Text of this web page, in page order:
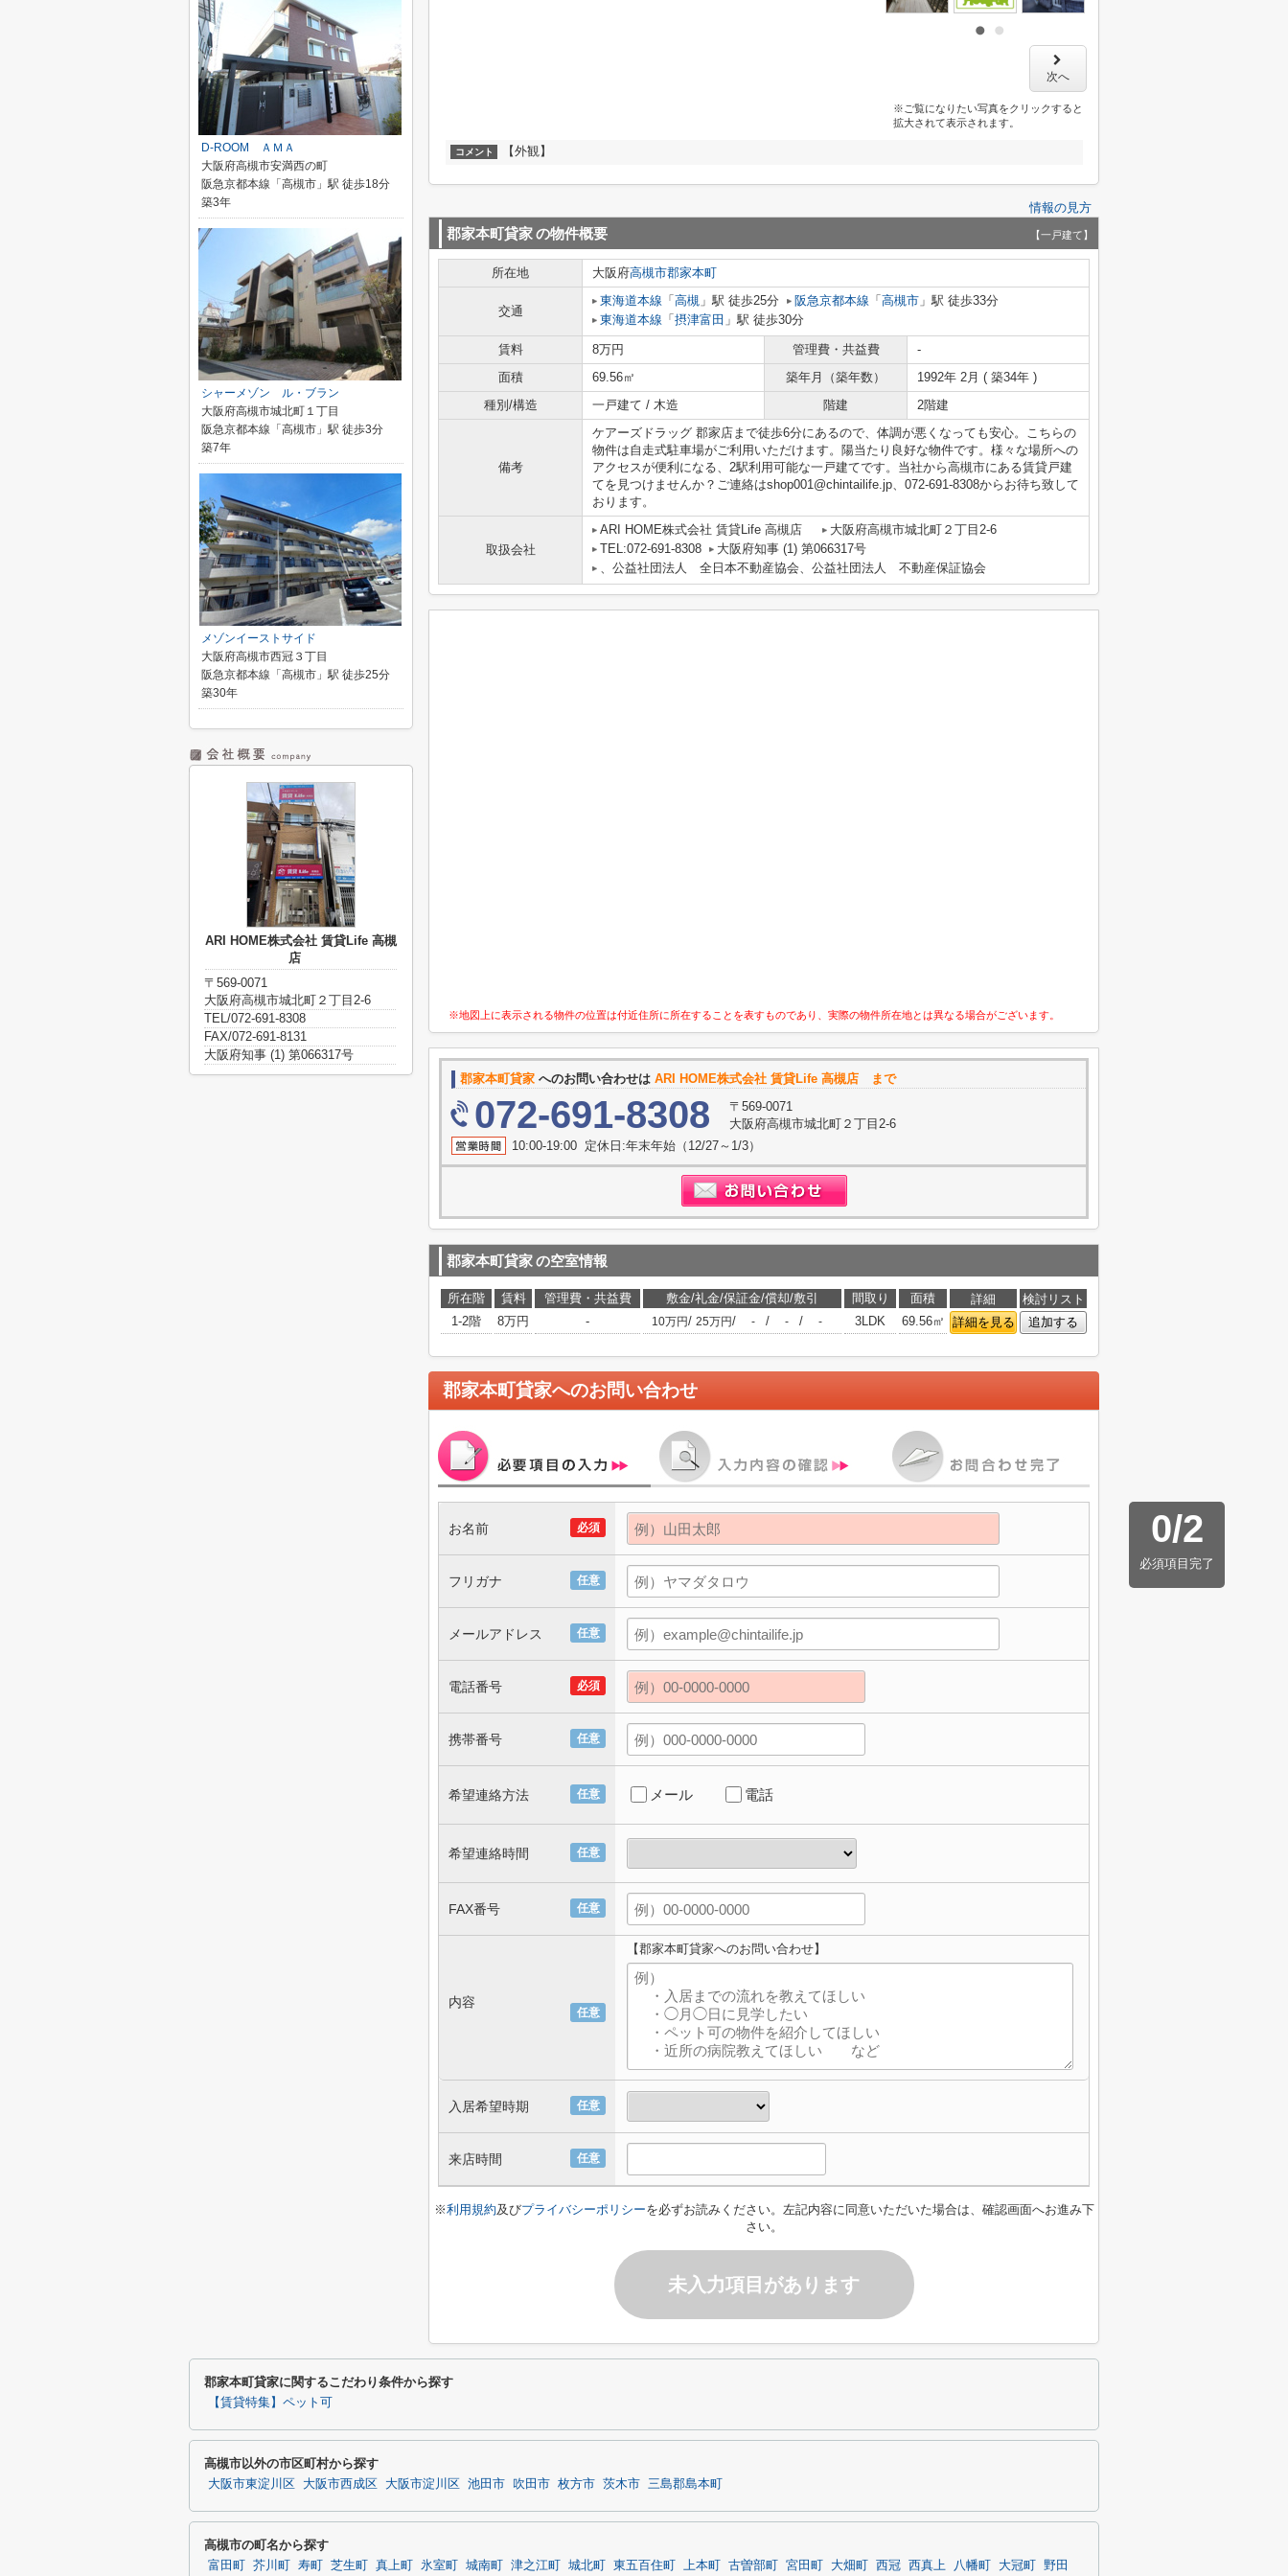
次へ
※ご覧になりたい写真をクリックすると
拡大されて表示されます。
コメント 【外観】
情報の見方
郡家本町貸家の物件概要 【一戸建て】
所在地 大阪府高槻市郡家本町
交通
東海道本線 「 高槻 」駅 徒歩25分 阪急京都本線 「 高槻市 」駅 徒歩33分
東海道本線 「 摂津富田 」駅 徒歩30分
賃料 8万円 管理費・共益費
-
面積
69.56㎡ 築年月（築年数）
1992年 2月 ( 築34年 )
種別/構造
一戸建て / 木造 階建 2階建
備考
ケアーズドラッグ 郡家店まで徒歩6分にあるので、体調が悪くなっても安心。こちらの
物件は自走式駐車場がご利用いただけます。陽当たり良好な物件です。様々な場所への
アクセスが便利になる、2駅利用可能な一戸建てです。当社から高槻市にある賃貸戸建
てを見つけませんか？ご連絡はshop001@chintailife.jp、072-691-8308からお待ち致して
おります。
取扱会社
ARI HOME株式会社 賃貸Life 高槻店
大阪府高槻市城北町２丁目2-6
TEL:072-691-8308
大阪府知事 (1) 第066317号
、公益社団法人 全日本不動産協会、公益社団法人 不動産保証協会
※地図上に表示される物件の位置は付近住所に所在することを表すものであり、実際の物件所在地とは異なる場合がございます。
郡家本町貸家 へのお問い合わせは ARI HOME株式会社 賃貸Life 高槻店 まで
072-691-8308
〒569-0071
大阪府高槻市城北町２丁目2-6
10:00-19:00 定休日:年末年始（12/27～1/3）
郡家本町貸家の空室情報
所在階 賃料 管理費・共益費 敷金/礼金/保証金/償却/敷引 間取り 面積 詳細
検討リスト
1-2階
8万円 - 10万円/ 25万円/ - / - / - 3LDK 69.56㎡ 詳細を見る 追加する
郡家本町貸家へのお問い合わせ
0/2
必須項目完了
必須
お名前
任意
フリガナ
任意
メールアドレス
必須
電話番号
任意
携帯番号
任意
希望連絡方法 メール 電話
任意
希望連絡時間
任意
FAX番号
任意
内容
【郡家本町貸家へのお問い合わせ】
任意
入居希望時期
任意
来店時間
※利用規約及びプライバシーポリシーを必ずお読みください。左記内容に同意いただいた場合は、確認画面へお進み下
さい。
未入力項目があります
D-ROOM ＡＭＡ
大阪府高槻市安満西の町
阪急京都本線「高槻市」駅 徒歩18分
築3年
シャーメゾン ル・ブラン
大阪府高槻市城北町１丁目
阪急京都本線「高槻市」駅 徒歩3分
築7年
メゾンイーストサイド
大阪府高槻市西冠３丁目
阪急京都本線「高槻市」駅 徒歩25分
築30年
ARI HOME株式会社 賃貸Life 高槻
店
〒569-0071
大阪府高槻市城北町２丁目2-6
TEL/072-691-8308
FAX/072-691-8131
大阪府知事 (1) 第066317号
郡家本町貸家に関するこだわり条件から探す
【賃貸特集】ペット可
高槻市以外の市区町村から探す
大阪市東淀川区 大阪市西成区 大阪市淀川区 池田市 吹田市 枚方市 茨木市 三島郡島本町
高槻市の町名から探す
富田町 芥川町 寿町 芝生町 真上町 氷室町 城南町 津之江町 城北町 東五百住町 上本町 古曽部町 宮田町 大畑町 西冠 西真上 八幡町 大冠町 野田